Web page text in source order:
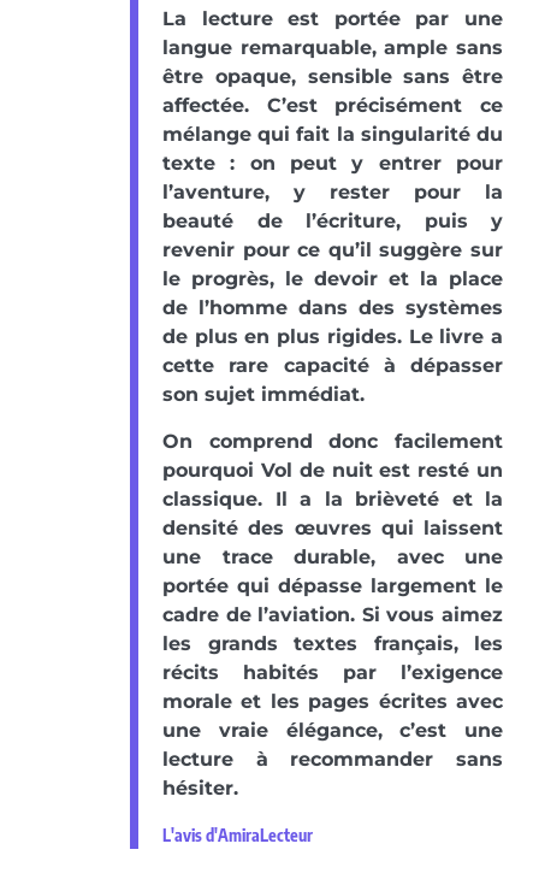
La lecture est portée par une
langue remarquable, ample sans
être opaque, sensible sans être
affectée. C’est précisément ce
mélange qui fait la singularité du
texte : on peut y entrer pour
l’aventure, y rester pour la
beauté de l’écriture, puis y
revenir pour ce qu’il suggère sur
le progrès, le devoir et la place
de l’homme dans des systèmes
de plus en plus rigides. Le livre a
cette rare capacité à dépasser
son sujet immédiat.
On comprend donc facilement
pourquoi Vol de nuit est resté un
classique. Il a la brièveté et la
densité des œuvres qui laissent
une trace durable, avec une
portée qui dépasse largement le
cadre de l’aviation. Si vous aimez
les grands textes français, les
récits habités par l’exigence
morale et les pages écrites avec
une vraie élégance, c’est une
lecture à recommander sans
hésiter.
L'avis d'AmiraLecteur